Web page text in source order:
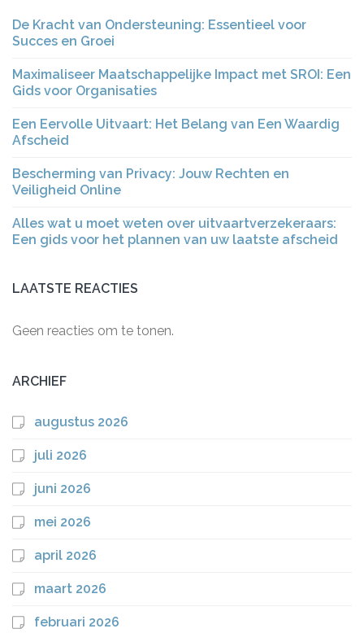
De Kracht van Ondersteuning: Essentieel voor
Succes en Groei
Maximaliseer Maatschappelijke Impact met SROI: Een
Gids voor Organisaties
Een Eervolle Uitvaart: Het Belang van Een Waardig
Afscheid
Bescherming van Privacy: Jouw Rechten en
Veiligheid Online
Alles wat u moet weten over uitvaartverzekeraars:
Een gids voor het plannen van uw laatste afscheid
LAATSTE REACTIES
Geen reacties om te tonen.
ARCHIEF
augustus 2026
juli 2026
juni 2026
mei 2026
april 2026
maart 2026
februari 2026